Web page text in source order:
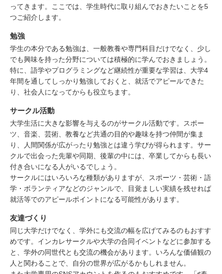
ってきます。ここでは、学生時代に取り組んでおきたいことを5
つご紹介します。
勉強
学生の本分である勉強は、一般教養や専門科目だけでなく、少し
でも興味を持った分野については積極的に学んでおきましょう。
特に、語学やプログラミングなど継続性が重要な学習は、大学4
年間を通してしっかり勉強しておくと、就活でアピールできた
り、社会人になってからも役立ちます。
サークル活動
大学生活に大きな影響を与えるのがサークル活動です。スポー
ツ、音楽、芸術、教養など共通の目的や趣味を持つ仲間が集ま
り、人間関係が広がったり勉強とは違う学びが得られます。サー
クルで出会った先輩や同期、後輩の中には、卒業してからも長い
付き合いになる人がいるでしょう。
サークルにはいろいろな種類がありますが、スポーツ・芸術・語
学・ボランティアなどのジャンルで、目覚ましい実績を残せれば
就活等でのアピールポイントになる可能性があります。
友達づくり
同じ大学だけでなく、学外にも交流の幅を広げてみるのもおすす
めです。インカレサークルや大学の合同イベントなどに参加する
と、学外の同世代とも交流の機会があります。いろんな価値観の
人と関わることで、自分の世界が広がるかもしれません。